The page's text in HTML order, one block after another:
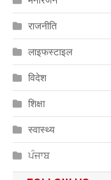
राजनीति
लाइफस्टाइल
विदेश
शिक्षा
स्वास्थ्य
ਪੰਜਾਬ